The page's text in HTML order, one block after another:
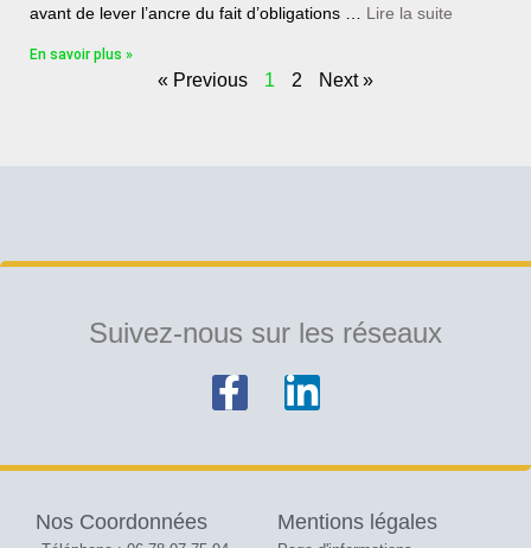
avant de lever l’ancre du fait d’obligations … Lire la suite
En savoir plus »
« Previous 1 2 Next »
Suivez-nous sur les réseaux
Nos Coordonnées Mentions légales